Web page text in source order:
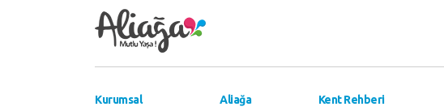
Kurumsal Aliağa Kent Rehberi